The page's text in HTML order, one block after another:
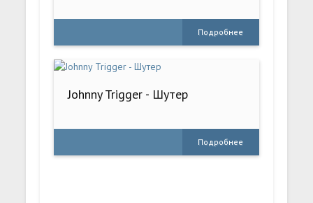
Подробнее
Johnny Trigger - Шутер
Подробнее